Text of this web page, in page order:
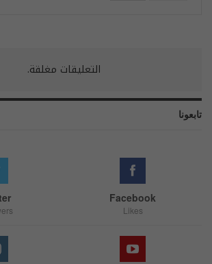
التعليقات مغلقة.
تابعونا
Facebook
Likes